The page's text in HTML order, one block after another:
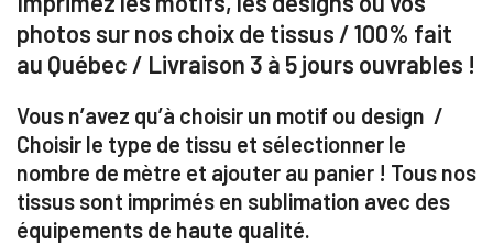
photos sur nos choix de tissus / 100% fait
au Québec / Livraison 3 à 5 jours ouvrables !
Vous n’avez qu’à choisir un motif ou design /
Choisir le type de tissu et sélectionner le
nombre de mètre et ajouter au panier ! Tous nos
tissus sont imprimés en sublimation avec des
équipements de haute qualité.